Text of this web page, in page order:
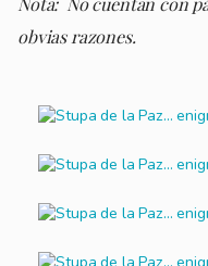
obvias razones.